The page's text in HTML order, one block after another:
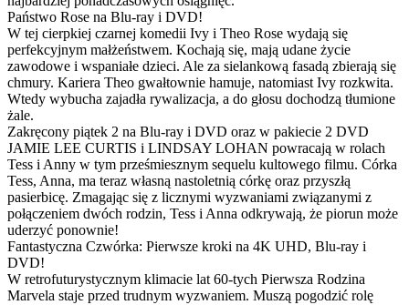
Państwo Rose na Blu-ray i DVD!
W tej cierpkiej czarnej komedii Ivy i Theo Rose wydają się
perfekcyjnym małżeństwem. Kochają się, mają udane życie
zawodowe i wspaniałe dzieci. Ale za sielankową fasadą zbierają się
chmury. Kariera Theo gwałtownie hamuje, natomiast Ivy rozkwita.
Wtedy wybucha zajadła rywalizacja, a do głosu dochodzą tłumione
żale.
Zakręcony piątek 2 na Blu-ray i DVD oraz w pakiecie 2 DVD
JAMIE LEE CURTIS i LINDSAY LOHAN powracają w rolach
Tess i Anny w tym prześmiesznym sequelu kultowego filmu. Córka
Tess, Anna, ma teraz własną nastoletnią córkę oraz przyszłą
pasierbicę. Zmagając się z licznymi wyzwaniami związanymi z
połączeniem dwóch rodzin, Tess i Anna odkrywają, że piorun może
uderzyć ponownie!
Fantastyczna Czwórka: Pierwsze kroki na 4K UHD, Blu-ray i
DVD!
W retrofuturystycznym klimacie lat 60-tych Pierwsza Rodzina
Marvela staje przed trudnym wyzwaniem. Muszą pogodzić rolę